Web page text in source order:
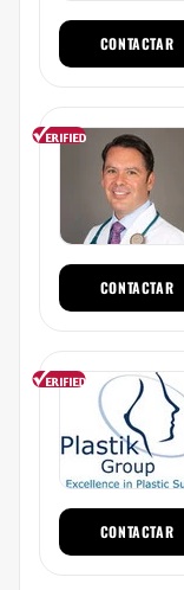
CONTACTAR
CONTACTAR
CONTACTAR